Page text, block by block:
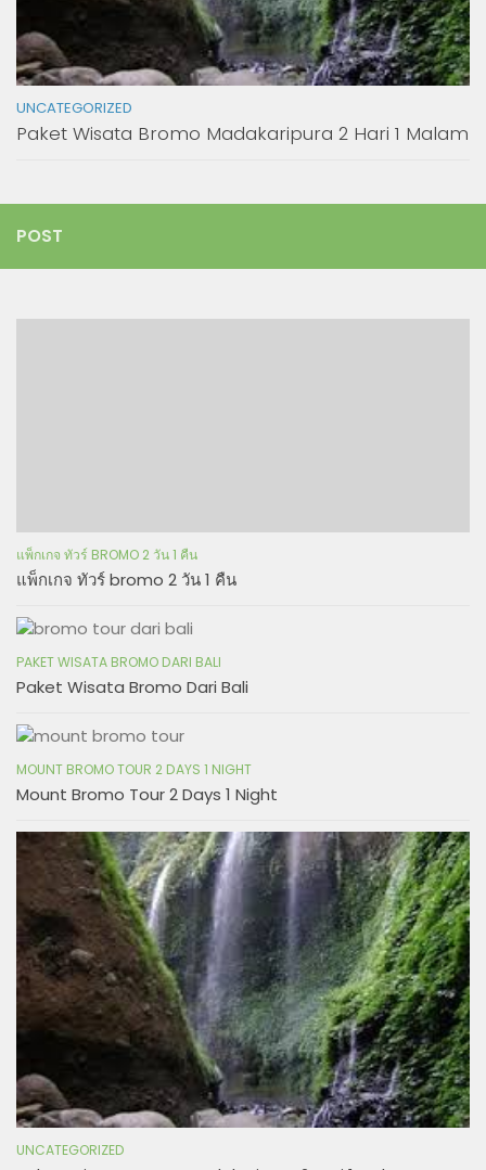
UNCATEGORIZED
Paket Wisata Bromo Madakaripura 2 Hari 1 Malam
POST
แพ็กเกจ ทัวร์ BROMO 2 วัน 1 คืน
แพ็กเกจ ทัวร์ bromo 2 วัน 1 คืน
PAKET WISATA BROMO DARI BALI
Paket Wisata Bromo Dari Bali
MOUNT BROMO TOUR 2 DAYS 1 NIGHT
Mount Bromo Tour 2 Days 1 Night
UNCATEGORIZED